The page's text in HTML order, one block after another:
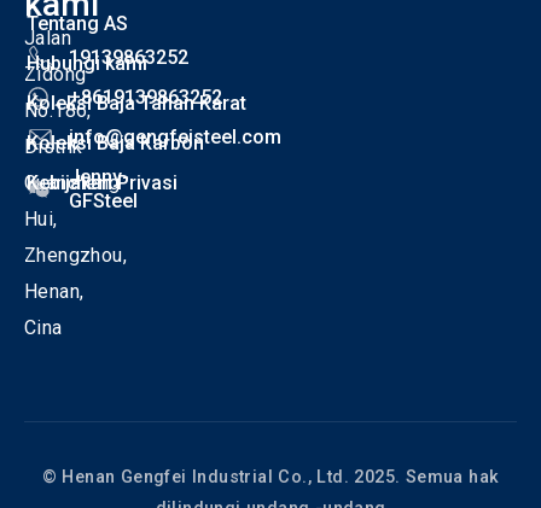
Jalan
Zidong
No.186,
Distrik
Guancheng
Hui,
Zhengzhou,
Henan,
Cina
19139863252
+8619139863252
info@gengfeisteel.com
Jenny-
GFSteel
Tentang AS
Hubungi kami
Koleksi Baja Tahan Karat
Koleksi Baja Karbon
Kebijakan Privasi
© Henan Gengfei Industrial Co., Ltd. 2025. Semua hak